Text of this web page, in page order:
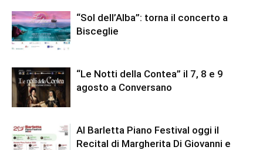
“Sol dell’Alba”: torna il concerto a
Bisceglie
“Le Notti della Contea” il 7, 8 e 9
agosto a Conversano
Al Barletta Piano Festival oggi il
Recital di Margherita Di Giovanni e